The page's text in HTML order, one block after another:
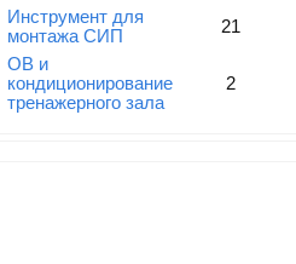
Инструмент для
монтажа СИП
21
ОВ и
кондиционирование
тренажерного зала
2